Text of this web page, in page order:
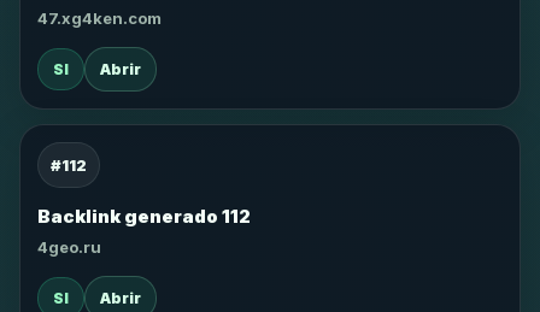
47.xg4ken.com
SI Abrir
#112
Backlink generado 112
4geo.ru
SI Abrir